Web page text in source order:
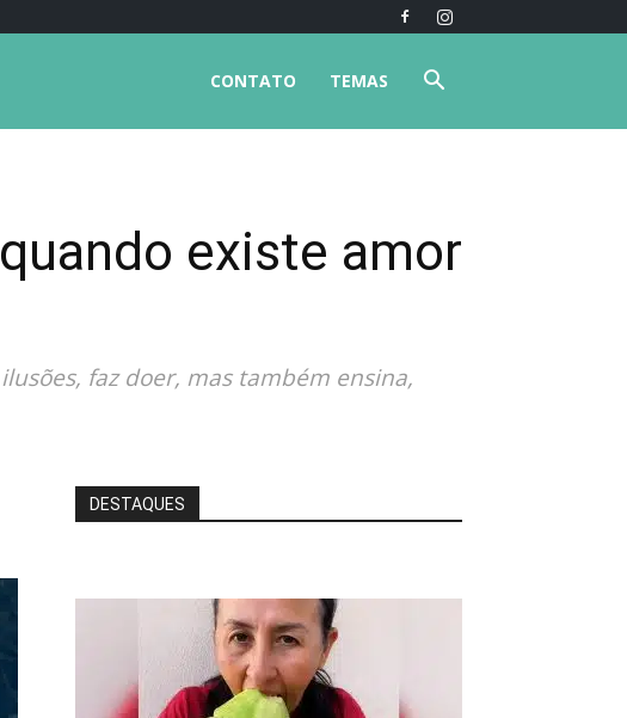
TEMAS
CONTATO
existe amor
faz doer, mas também ensina,
DESTAQUES